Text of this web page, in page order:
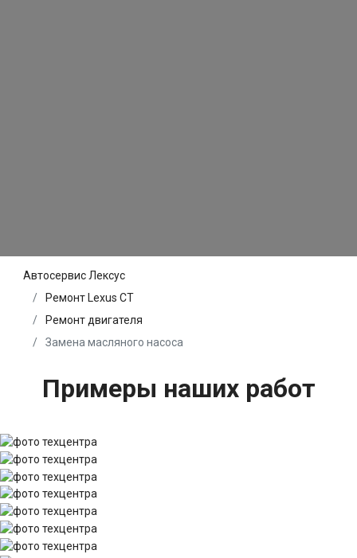
Автосервис Лексус
Ремонт Lexus CT
Ремонт двигателя
Замена масляного насоса
Примеры наших работ